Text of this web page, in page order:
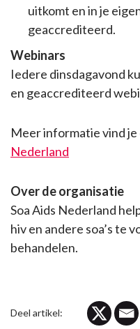
uitkomt en in je
geaccrediteerd.
Webinars
Iedere dinsdagavond
en geaccrediteerd
Meer informatie vind je
Nederland
Over de organisatie
Soa Aids Nederland
hiv en andere soa’s te
behandelen.
Deel artikel: